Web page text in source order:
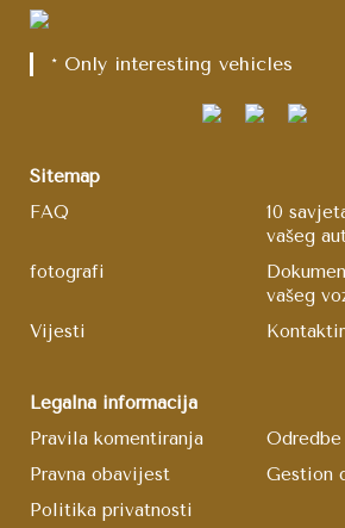
* Only interesting vehicles
Sitemap
FAQ
10
vašeg
fotografi
vašeg
Vijesti
Legalna informacija
Pravila komentiranja
Pravna obavijest
Gestion
Politika privatnosti